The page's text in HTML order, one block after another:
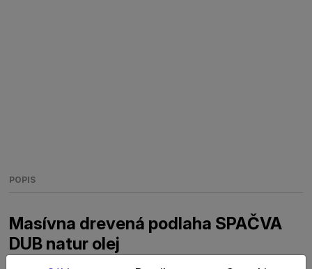
POPIS
Masívna drevená podlaha SPAČVA
DUB natur olej